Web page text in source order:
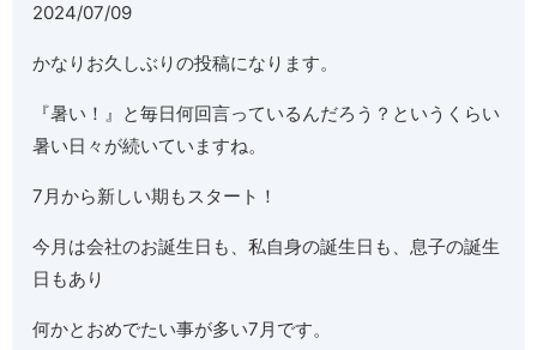
2024/07/09
かなりお久しぶりの投稿になります。
『暑い！』と毎日何回言っているんだろう？というくらい
暑い日々が続いていますね。
7月から新しい期もスタート！
今月は会社のお誕生日も、私自身の誕生日も、息子の誕生
日もあり
何かとおめでたい事が多い7月です。